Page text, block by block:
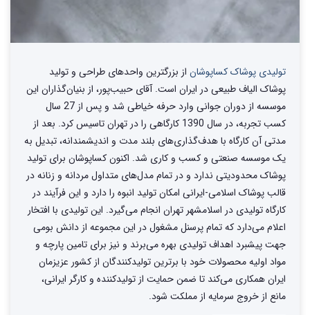
تولیدی پوشاک کساپوشان از بزرگترین واحد‌های طراحی و تولید‌
پوشاک الیاف طبیعی در ایران است. آقای حبیب‌پور، از بنیان‌گذاران این
موسسه از دوران جوانی وارد حرفه خیاطی شد و پس از 27 سال
کسب تجربه، در سال 1390 کارگاهی را در تهران تاسیس کرد. بعد از
مدتی آن کارگاه با هدف‌گذاری‌های بلند مدت و اندیشمندانه، تبدیل به
یک موسسه صنعتی و کسب و کاری شد. اکنون کساپوشان برای تولید
پوشاک محدودیتی ندارد و در تمام مدل‌های متداول مردانه و زنانه در
قالب پوشاک اسلامی-ایرانی امکان تولید انبوه را دارد و این فرآیند در
کارگاه تولیدی در اسلامشهر تهران انجام می‌گیرد. این تولیدی با افتخار
اعلام می‌دارد که تمام پرسنل مشغول در این مجموعه از دانش بومی
جهت پیشبرد اهداف تولیدی بهره می‌برند و نیز برای تامین پارچه و
مواد اولیه محصولات خود با برترین تولیدکنندگان از کشور عزیزمان
ایران همکاری می‌کند تا ضمن حمایت از تولیدکننده و کارگر ایرانی،
مانع از خروج سرمایه از مملکت شود.